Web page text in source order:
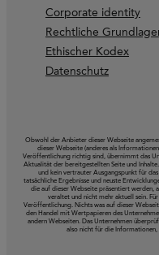
Corporate identity
Rechtliche
Ethischer Kodex
Datenschutz
Obwohl der Anbieter dieser Webseite
dieser Webseite (anderes als
Veröffentlichung richtig sind, übernimmt das
Aktualität der bereitgestellten Seite und
und kein vertrauter Ausgangspunkt für
tatsächliche Ergebnisse und neuste
die auf dieser Webseite präsentiert werden,
veraltet und nicht mehr aktuell sein.
Veröffentlichung. Nichts was auf dieser
den Handel mit Wertpapieren des
andern Webseiten. Das Unternehmen
also nicht für die